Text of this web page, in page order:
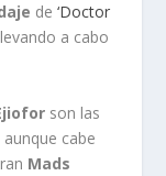
de‘Doctor
a cabo
son las
cabe
Mads